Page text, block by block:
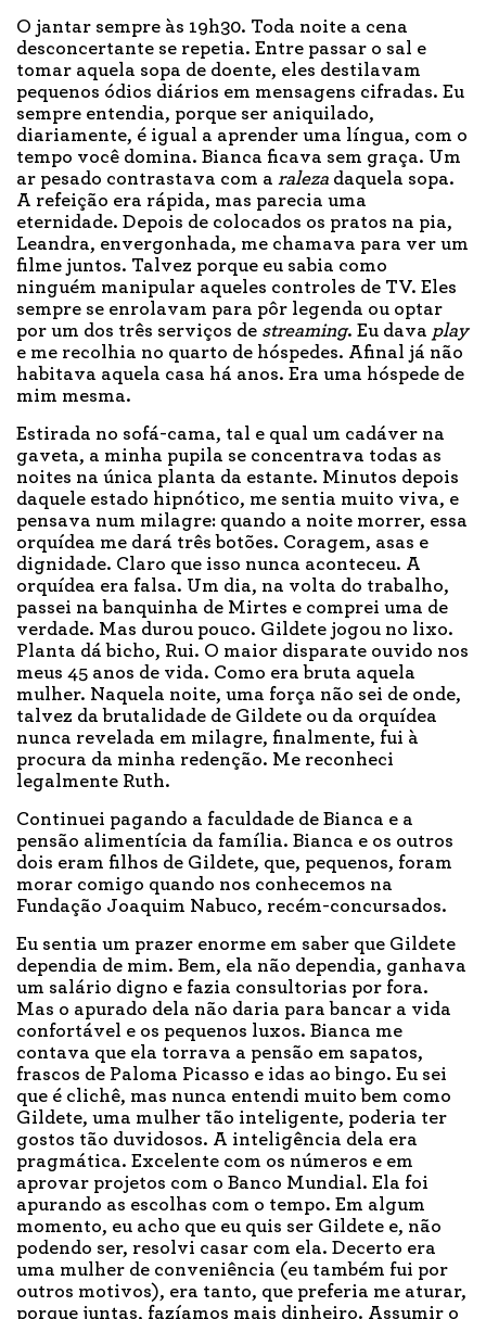
O jantar sempre às 19h30. Toda noite a cena
desconcertante se repetia. Entre passar o sal e
tomar aquela sopa de doente, eles destilavam
pequenos ódios diários em mensagens cifradas. Eu
sempre entendia, porque ser aniquilado,
diariamente, é igual a aprender uma língua, com o
tempo você domina. Bianca ficava sem graça. Um
ar pesado contrastava com a raleza daquela sopa.
A refeição era rápida, mas parecia uma
eternidade. Depois de colocados os pratos na pia,
Leandra, envergonhada, me chamava para ver um
filme juntos. Talvez porque eu sabia como
ninguém manipular aqueles controles de TV. Eles
sempre se enrolavam para pôr legenda ou optar
por um dos três serviços de streaming. Eu dava play
e me recolhia no quarto de hóspedes. Afinal já não
habitava aquela casa há anos. Era uma hóspede de
mim mesma.
Estirada no sofá-cama, tal e qual um cadáver na
gaveta, a minha pupila se concentrava todas as
noites na única planta da estante. Minutos depois
daquele estado hipnótico, me sentia muito viva, e
pensava num milagre: quando a noite morrer, essa
orquídea me dará três botões. Coragem, asas e
dignidade. Claro que isso nunca aconteceu. A
orquídea era falsa. Um dia, na volta do trabalho,
passei na banquinha de Mirtes e comprei uma de
verdade. Mas durou pouco. Gildete jogou no lixo.
Planta dá bicho, Rui. O maior disparate ouvido nos
meus 45 anos de vida. Como era bruta aquela
mulher. Naquela noite, uma força não sei de onde,
talvez da brutalidade de Gildete ou da orquídea
nunca revelada em milagre, finalmente, fui à
procura da minha redenção. Me reconheci
legalmente Ruth.
Continuei pagando a faculdade de Bianca e a
pensão alimentícia da família. Bianca e os outros
dois eram filhos de Gildete, que, pequenos, foram
morar comigo quando nos conhecemos na
Fundação Joaquim Nabuco, recém-concursados.
Eu sentia um prazer enorme em saber que Gildete
dependia de mim. Bem, ela não dependia, ganhava
um salário digno e fazia consultorias por fora.
Mas o apurado dela não daria para bancar a vida
confortável e os pequenos luxos. Bianca me
contava que ela torrava a pensão em sapatos,
frascos de Paloma Picasso e idas ao bingo. Eu sei
que é clichê, mas nunca entendi muito bem como
Gildete, uma mulher tão inteligente, poderia ter
gostos tão duvidosos. A inteligência dela era
pragmática. Excelente com os números e em
aprovar projetos com o Banco Mundial. Ela foi
apurando as escolhas com o tempo. Em algum
momento, eu acho que eu quis ser Gildete e, não
podendo ser, resolvi casar com ela. Decerto era
uma mulher de conveniência (eu também fui por
outros motivos), era tanto, que preferia me aturar,
porque juntas, fazíamos mais dinheiro. Assumir o